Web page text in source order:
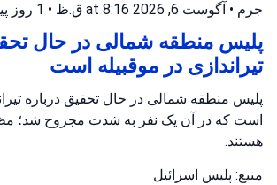
جرم • آگوست 6, 2026 at 8:16 ق.ظ • 1 روز پیش
پلیس منطقه شمالی در حال
تیراندازی در موقبیله است
پلیس منطقه شمالی در حال تحقیق درباره
است که در آن یک نفر به شدت مجروح شد؛
هستند.
منبع: پلیس اسرائیل